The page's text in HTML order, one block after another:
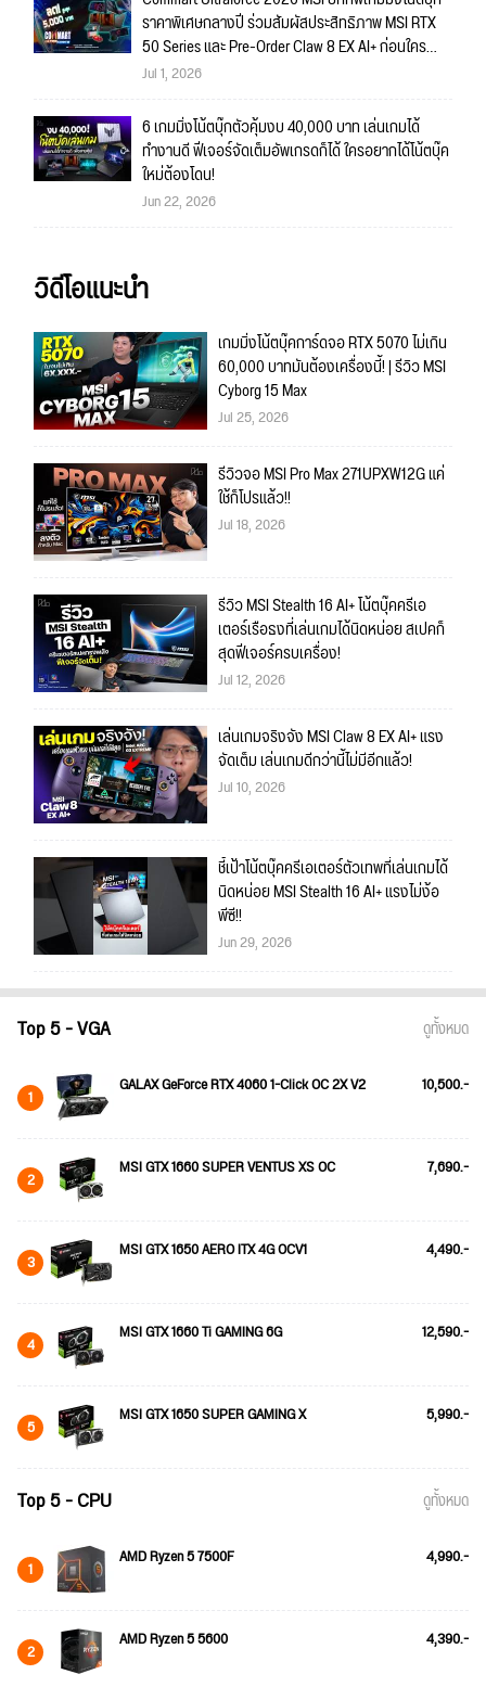
ราคาพิเศษกลางปี ร่วมสัมผัสประสิทธิภาพ MSI RTX
50 Series และ Pre-Order Claw 8 EX AI+ ก่อนใคร
พร้อมของรางวัลเข้าร่วมกิจกรรมในงาน!
Jul 1, 2026
6 เกมมิ่งโน้ตบุ๊กตัวคุ้มงบ 40,000 บาท เล่นเกมได้
ทำงานดี ฟีเจอร์จัดเต็มอัพเกรดก็ได้ ใครอยากได้โน้ตบุ๊ค
ใหม่ต้องโดน!
Jun 22, 2026
วิดีโอแนะนำ
เกมมิ่งโน้ตบุ๊คการ์ดจอ RTX 5070 ไม่เกิน
60,000 บาทมันต้องเครื่องนี้! | รีวิว MSI
Cyborg 15 Max
Jul 25, 2026
รีวิวจอ MSI Pro Max 271UPXW12G แค่
ใช้ก็โปรแล้ว!!
Jul 18, 2026
รีวิว MSI Stealth 16 AI+ โน้ตบุ๊คครีเอ
เตอร์เรือธงที่เล่นเกมได้นิดหน่อย สเปคก็
สุดฟีเจอร์ครบเครื่อง!
Jul 12, 2026
เล่นเกมจริงจัง MSI Claw 8 EX AI+ แรง
จัดเต็ม เล่นเกมดีกว่านี้ไม่มีอีกแล้ว!
Jul 10, 2026
ชี้เป้าโน้ตบุ๊คครีเอเตอร์ตัวเทพที่เล่นเกมได้
นิดหน่อย MSI Stealth 16 AI+ แรงไม่ง้อ
พีซี!!
Jun 29, 2026
Top 5 - VGA ดูทั้งหมด
1 GALAX GeForce RTX 4060 1-Click OC 2X V2 10,500.-
2 MSI GTX 1660 SUPER VENTUS XS OC 7,690.-
3 MSI GTX 1650 AERO ITX 4G OCV1 4,490.-
4 MSI GTX 1660 Ti GAMING 6G 12,590.-
5 MSI GTX 1650 SUPER GAMING X 5,990.-
Top 5 - CPU ดูทั้งหมด
1 AMD Ryzen 5 7500F 4,990.-
2 AMD Ryzen 5 5600 4,390.-